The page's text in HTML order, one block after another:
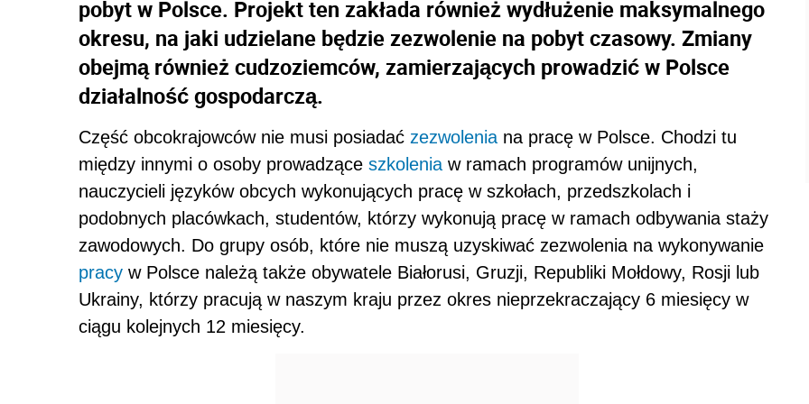
pobyt w Polsce. Projekt ten zakłada również wydłużenie maksymalnego
okresu, na jaki udzielane będzie zezwolenie na pobyt czasowy. Zmiany
obejmą również cudzoziemców, zamierzających prowadzić w Polsce
działalność gospodarczą.
Część obcokrajowców nie musi posiadać zezwolenia na pracę w Polsce. Chodzi tu
między innymi o osoby prowadzące szkolenia w ramach programów unijnych,
nauczycieli języków obcych wykonujących pracę w szkołach, przedszkolach i
podobnych placówkach, studentów, którzy wykonują pracę w ramach odbywania staży
zawodowych. Do grupy osób, które nie muszą uzyskiwać zezwolenia na wykonywanie
pracy w Polsce należą także obywatele Białorusi, Gruzji, Republiki Mołdowy, Rosji lub
Ukrainy, którzy pracują w naszym kraju przez okres nieprzekraczający 6 miesięcy w
ciągu kolejnych 12 miesięcy.